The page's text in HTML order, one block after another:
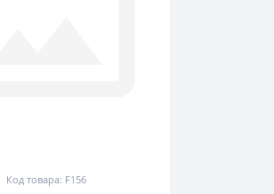
Код товара: F156